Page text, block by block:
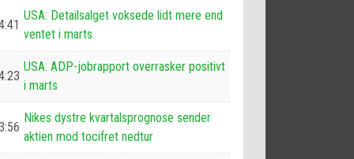
USA: Detailsalget voksede lidt mere end
ventet i marts
USA: ADP-jobrapport overrasker positivt
i marts
Nikes dystre kvartalsprognose sender
aktien mod tocifret nedtur